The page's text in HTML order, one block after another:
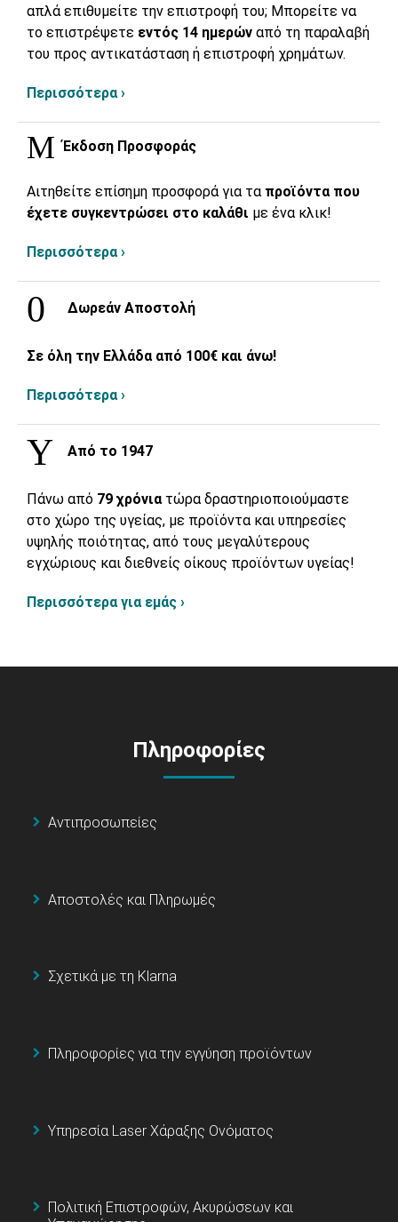
απλά επιθυμείτε την επιστροφή του; Μπορείτε να
το επιστρέψετε εντός 14 ημερών από τη παραλαβή
του προς αντικατάσταση ή επιστροφή χρημάτων.
Περισσότερα ›
Έκδοση Προσφοράς
Αιτηθείτε επίσημη προσφορά για τα προϊόντα που
έχετε συγκεντρώσει στο καλάθι με ένα κλικ!
Περισσότερα ›
Δωρεάν Αποστολή
Σε όλη την Ελλάδα από 100€ και άνω!
Περισσότερα ›
Από το 1947
Πάνω από 79 χρόνια τώρα δραστηριοποιούμαστε
στο χώρο της υγείας, με προϊόντα και υπηρεσίες
υψηλής ποιότητας, από τους μεγαλύτερους
εγχώριους και διεθνείς οίκους προϊόντων υγείας!
Περισσότερα για εμάς ›
Πληροφορίες
Αντιπροσωπείες
Αποστολές και Πληρωμές
Σχετικά με τη Klarna
Πληροφορίες για την εγγύηση προϊόντων
Υπηρεσία Laser Χάραξης Ονόματος
Πολιτική Επιστροφών, Ακυρώσεων και